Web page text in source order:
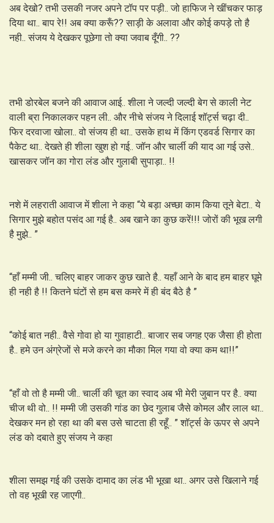
अब देखो? तभी उसकी नजर अपने टॉप पर पड़ी.. जो हाफिज ने खींचकर फाड़
दिया था.. बाप रे!! अब क्या करूँ?? साड़ी के अलावा और कोई कपड़े तो है
नही.. संजय ये देखकर पूछेगा तो क्या जवाब दूँगी.. ??
तभी डोरबेल बजने की आवाज आई.. शीला ने जल्दी जल्दी बेग से काली नेट
वाली ब्रा निकालकर पहन ली.. और नीचे संजय ने दिलाई शॉर्ट्स चढ़ा दी..
फिर दरवाजा खोला.. वो संजय ही था.. उसके हाथ में किंग एडवर्ड सिगार का
पैकेट था.. देखते ही शीला खुश हो गई.. जॉन और चार्ली की याद आ गई उसे..
खासकर जॉन का गोरा लंड और गुलाबी सुपाड़ा.. !!
नशे में लहराती आवाज में शीला ने कहा “ये बड़ा अच्छा काम किया तूने बेटा.. ये
सिगार मुझे बहोत पसंद आ गई है.. अब खाने का कुछ करें!!! जोरों की भूख लगी
है मुझे.. ”
“हाँ मम्मी जी.. चलिए बाहर जाकर कुछ खाते है.. यहाँ आने के बाद हम बाहर घूमे
ही नही है !! कितने घंटों से हम बस कमरे में ही बंद बैठे है ”
“कोई बात नही.. वैसे गोवा हो या गुवाहाटी.. बाजार सब जगह एक जैसा ही होता
है.. हमे उन अंग्रेजों से मजे करने का मौका मिल गया वो क्या कम था!!”
“हाँ वो तो है मम्मी जी.. चार्ली की चूत का स्वाद अब भी मेरी जुबान पर है.. क्या
चीज थी वो.. !! मम्मी जी उसकी गांड का छेद गुलाब जैसे कोमल और लाल था..
देखकर मन हो रहा था की बस उसे चाटता ही रहूँ.. ” शॉर्ट्स के ऊपर से अपने
लंड को दबाते हुए संजय ने कहा
शीला समझ गई की उसके दामाद का लंड भी भूखा था.. अगर उसे खिलाने गई
तो वह भूखी रह जाएगी..